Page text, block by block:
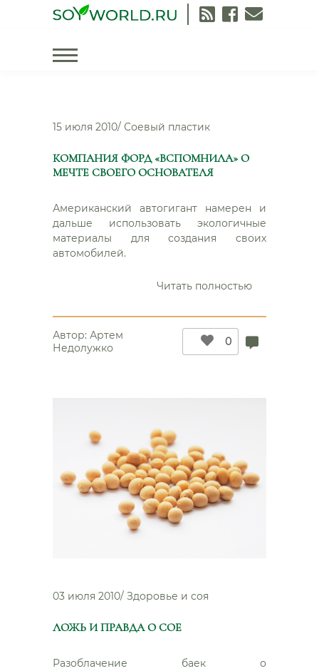
2010
15 июля 2010/ Соевый пластик
КОМПАНИЯ ФОРД «ВСПОМНИЛА» О
МЕЧТЕ СВОЕГО ОСНОВАТЕЛЯ
Американский автогигант намерен и
дальше использовать экологичные
материалы для создания своих
автомобилей.
Читать полностью“Компания
«вспомнила»
мечте
Автор: Артем
Недолужко
0
03 июля 2010/ Здоровье и соя
ЛОЖЬ И ПРАВДА О СОЕ
Разоблачение баек о